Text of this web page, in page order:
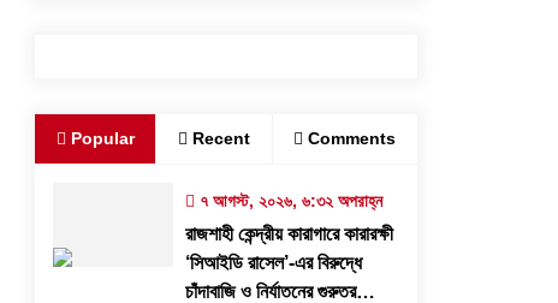
রাজশাহীতে সাংবাদিক সম্রাটকে কুপিয়ে জখম,
অবস্থা আশঙ্কাজনক
৩১ জুলাই, ২০২৬, ৯:৫৪ পূর্বাহ্ন
বরেন্দ্র প্রেস ক্লাব সভাপতিকে ছুরিকাঘাতে
হত্যাচেষ্টা: আসামী সুরুজ আলী কারাগারে
Popular Recent Comments
৭ আগস্ট, ২০২৬, ৬:৩২ অপরাহ্ন
রাজশাহী কেন্দ্রীয় কারাগারে কারারক্ষী
‘সিআইডি রাসেল’-এর বিরুদ্ধে
চাঁদাবাজি ও নির্যাতনের গুরুতর